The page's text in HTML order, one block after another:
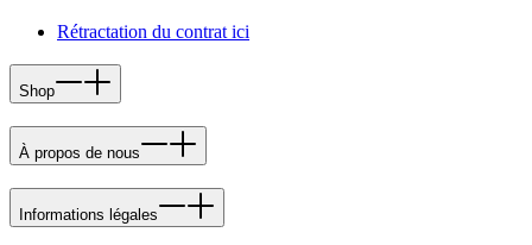
Rétractation du contrat ici
Shop
À propos de nous
Informations légales